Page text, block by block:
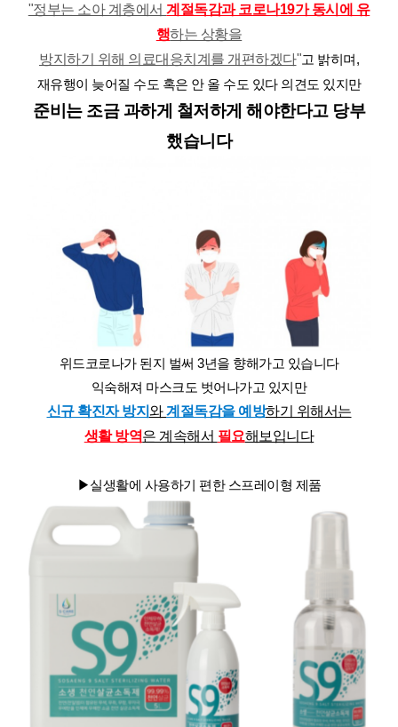
"정부는 소아 계층에서계절독감과 코로나19가 동시에 유
행하는 상황을
방지하기 위해 의료대응치계를 개편하겠다"고 밝히며,
재유행이 늦어질 수도 혹은 안 올 수도 있다 의견도 있지만
준비는 조금 과하게 철저하게 해야한다고 당부
했습니다
위드코로나가 된지 벌써 3년을 향해가고 있습니다
익숙해져 마스크도 벗어나가고 있지만
신규 확진자 방지 와계절독감을 예방하기 위해서는
생활 방역은 계속해서 필요해보입니다
▶실생활에 사용하기 편한 스프레이형 제품